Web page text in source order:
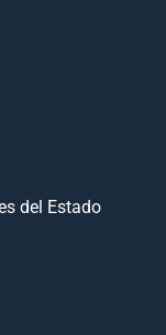
del Estado